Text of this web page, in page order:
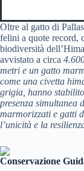
Oltre al gatto di
felini a quote record,
biodiversità
avvistato a circa
metri e un gatto
come una civetta
grigia, hanno
presenza simultanea
marmorizzati e gatti
l’unicità e la
Conservazione